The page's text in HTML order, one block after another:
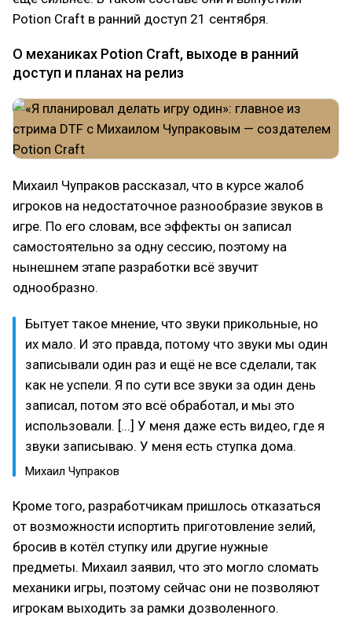
Potion Craft в ранний доступ 21 сентября.
О механиках Potion Craft, выходе в ранний
доступ и планах на релиз
Михаил Чупраков рассказал, что в курсе жалоб
игроков на недостаточное разнообразие звуков в
игре. По его словам, все эффекты он записал
самостоятельно за одну сессию, поэтому на
нынешнем этапе разработки всё звучит
однообразно.
Бытует такое мнение, что звуки прикольные, но
их мало. И это правда, потому что звуки мы один
записывали один раз и ещё не все сделали, так
как не успели. Я по сути все звуки за один день
записал, потом это всё обработал, и мы это
использовали. [...] У меня даже есть видео, где я
звуки записываю. У меня есть ступка дома.
Михаил Чупраков
Кроме того, разработчикам пришлось отказаться
от возможности испортить приготовление зелий,
бросив в котёл ступку или другие нужные
предметы. Михаил заявил, что это могло сломать
механики игры, поэтому сейчас они не позволяют
игрокам выходить за рамки дозволенного.